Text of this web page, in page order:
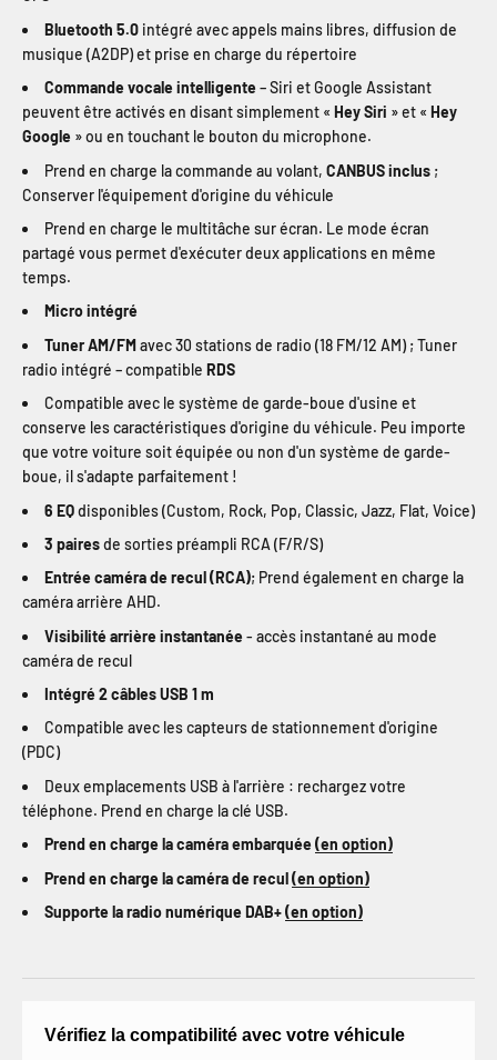
Bluetooth 5.0 intégré avec appels mains libres, diffusion de
musique (A2DP) et prise en charge du répertoire
Commande vocale intelligente – Siri et Google Assistant
peuvent être activés en disant simplement « Hey Siri » et « Hey
Google » ou en touchant le bouton du microphone.
Prend en charge la commande au volant, CANBUS inclus ;
Conserver l'équipement d'origine du véhicule
Prend en charge le multitâche sur écran. Le mode écran
partagé vous permet d'exécuter deux applications en même
temps.
Micro intégré
Tuner AM/FMavec 30 stations de radio (18 FM/12 AM) ; Tuner
radio intégré – compatible RDS
Compatible avec le système de garde-boue d'usine et
conserve les caractéristiques d'origine du véhicule. Peu importe
que votre voiture soit équipée ou non d'un système de garde-
boue, il s'adapte parfaitement !
6 EQdisponibles (Custom, Rock, Pop, Classic, Jazz, Flat, Voice)
3 pairesde sorties préampli RCA (F/R/S)
Entrée caméra de recul (RCA); Prend également en charge la
caméra arrière AHD.
Visibilité arrière instantanée - accès instantané au mode
caméra de recul
Intégré 2 câbles USB 1 m
Compatible avec les capteurs de stationnement d'origine
(PDC)
Deux emplacements USB à l'arrière : rechargez votre
téléphone. Prend en charge la clé USB.
Prend en charge la caméra embarquée (en option)
Prend en charge la caméra de recul(en option)
Supporte la radio numérique DAB+(en option)
Vérifiez la compatibilité avec votre véhicule